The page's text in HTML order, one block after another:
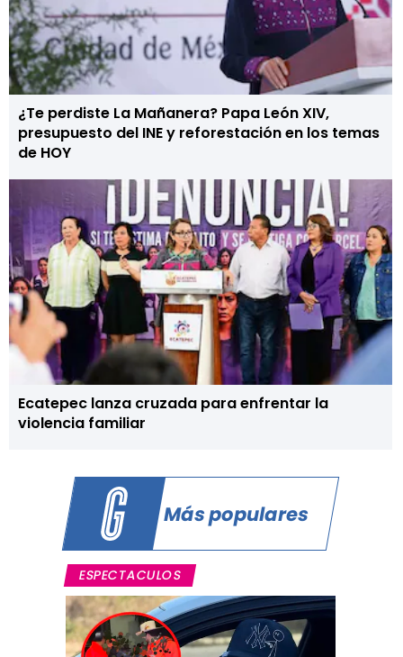
¿Te perdiste La Mañanera? Papa León XIV,
presupuesto del INE y reforestación en los temas
de HOY
Ecatepec lanza cruzada para enfrentar la
violencia familiar
Más populares
ESPECTACULOS